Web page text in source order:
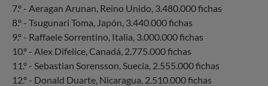
7.º - Aeragan Arunan, Reino Unido, 3.480.000 fichas
8.º - Tsugunari Toma, Japón, 3.440.000 fichas
9.º - Raffaele Sorrentino, Italia, 3.000.000 fichas
10.º - Alex Difelice, Canadá, 2.775.000 fichas
11.º - Sebastian Sorensson, Suecia, 2.555.000 fichas
12.º - Donald Duarte, Nicaragua, 2.510.000 fichas